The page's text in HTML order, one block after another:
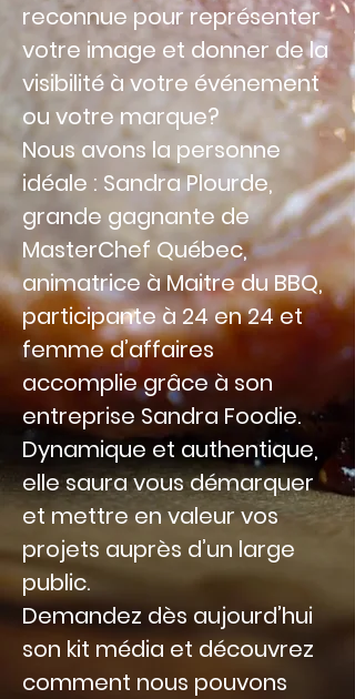
reconnue pour représenter
votre image et donner de la
visibilité à votre événement
ou votre marque?
Nous avons la personne
idéale : Sandra Plourde,
grande gagnante de
MasterChef Québec,
animatrice à Maitre du BBQ,
participante à 24 en 24 et
femme d’affaires
accomplie grâce à son
entreprise Sandra Foodie.
Dynamique et authentique,
elle saura vous démarquer
et mettre en valeur vos
projets auprès d’un large
public.
Demandez dès aujourd’hui
son kit média et découvrez
comment nous pouvons